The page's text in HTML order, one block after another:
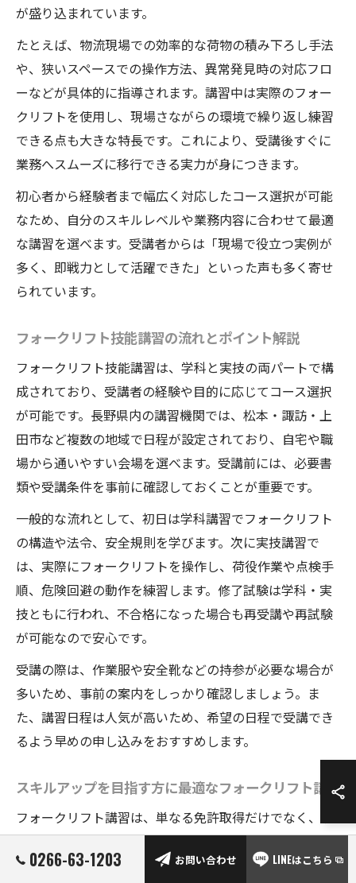
が盛り込まれています。
たとえば、物流現場での効率的な荷物の積み下ろし手法
や、狭いスペースでの操作方法、異常発見時の対応フロ
ーなどが具体的に指導されます。講習中は実際のフォー
クリフトを使用し、現場さながらの環境で繰り返し練習
できる点も大きな特長です。これにより、受講後すぐに
業務へスムーズに移行できる実力が身につきます。
初心者から経験者まで幅広く対応したコース選択が可能
なため、自分のスキルレベルや業務内容に合わせて最適
な講習を選べます。受講者からは「現場で役立つ実例が
多く、即戦力として活躍できた」といった声も多く寄せ
られています。
フォークリフト技能講習の流れとポイント解説
フォークリフト技能講習は、学科と実技の両パートで構
成されており、受講者の経験や目的に応じてコース選択
が可能です。長野県内の講習機関では、松本・諏訪・上
田市など複数の地域で日程が設定されており、自宅や職
場から通いやすい会場を選べます。受講前には、必要書
類や受講条件を事前に確認しておくことが重要です。
一般的な流れとして、初日は学科講習でフォークリフト
の構造や法令、安全規則を学びます。次に実技講習で
は、実際にフォークリフトを操作し、荷役作業や点検手
順、危険回避の動作を練習します。修了試験は学科・実
技ともに行われ、不合格になった場合も再受講や再試験
が可能なので安心です。
受講の際は、作業服や安全靴などの持参が必要な場合が
多いため、事前の案内をしっかり確認しましょう。ま
た、講習日程は人気が高いため、希望の日程で受講でき
るよう早めの申し込みをおすすめします。
スキルアップを目指す方に最適なフォークリフト講習
フォークリフト講習は、単なる免許取得だけでなく、現
場でのスキルアップやキャリアアップを目指す方にも最
適です。長野県では、初めてフォークリフトに触れる方
0266-63-1203 お問い合わせ LINEはこちら